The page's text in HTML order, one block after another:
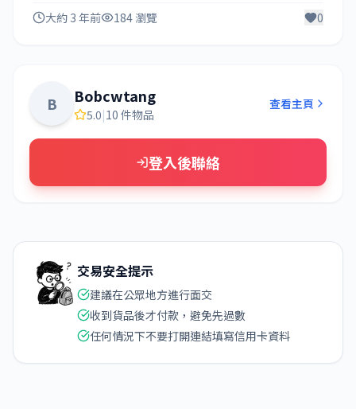
大約 3 年前 184 瀏覽 0
B Bobcwtang
5.0|10 件物品
查看主頁
登入後聯絡
交易安全提示
建議在公眾地方進行面交
收到貨品後才付款，避免先過數
任何情況下不要打開連結填寫信用卡資料